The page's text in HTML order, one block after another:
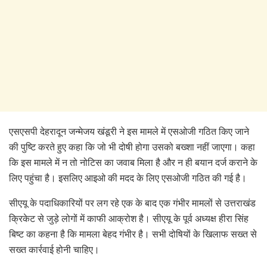
एसएसपी देहरादून जन्मेजय खंडूरी ने इस मामले में एसओजी गठित किए जाने
की पुष्टि करते हुए कहा कि जो भी दोषी होगा उसको बख्शा नहीं जाएगा। कहा
कि इस मामले में न तो नोटिस का जवाब मिला है और न ही बयान दर्ज कराने के
लिए पहुंचा है। इसलिए आइओ की मदद के लिए एसओजी गठित की गई है।
सीएयू के पदाधिकारियों पर लग रहे एक के बाद एक गंभीर मामलों से उत्तराखंड
क्रिकेट से जुड़े लोगों में काफी आक्रोश है। सीएयू के पूर्व अध्यक्ष हीरा सिंह
बिष्ट का कहना है कि मामला बेहद गंभीर है। सभी दोषियों के खिलाफ सख्त से
सख्त कार्रवाई होनी चाहिए।